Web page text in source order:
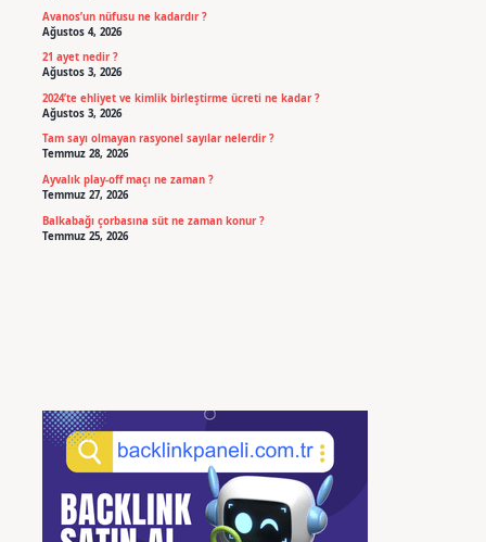
Avanos’un nüfusu ne kadardır ?
Ağustos 4, 2026
21 ayet nedir ?
Ağustos 3, 2026
2024’te ehliyet ve kimlik birleştirme ücreti ne kadar ?
Ağustos 3, 2026
Tam sayı olmayan rasyonel sayılar nelerdir ?
Temmuz 28, 2026
Ayvalık play-off maçı ne zaman ?
Temmuz 27, 2026
Balkabağı çorbasına süt ne zaman konur ?
Temmuz 25, 2026